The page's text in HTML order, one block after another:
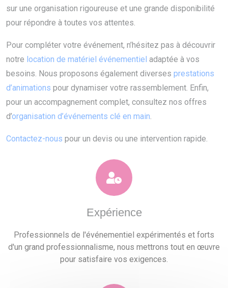
sur une organisation rigoureuse et une grande disponibilité
pour répondre à toutes vos attentes.
Pour compléter votre événement, n’hésitez pas à découvrir
notre location de matériel événementiel adaptée à vos
besoins. Nous proposons également diverses prestations
d’animations pour dynamiser votre rassemblement. Enfin,
pour un accompagnement complet, consultez nos offres
d’organisation d’événements clé en main.
Contactez-nous pour un devis ou une intervention rapide.
Expérience
Professionnels de l'événementiel expérimentés et forts
d'un grand professionnalisme, nous mettrons tout en œuvre
pour satisfaire vos exigences.